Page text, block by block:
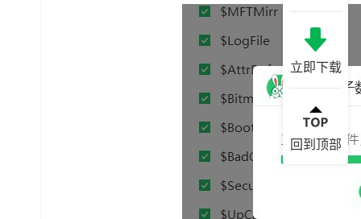
立即下载
回到顶部